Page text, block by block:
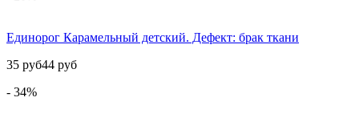
Единорог Карамельный детский. Дефект: брак ткани
35 руб44 руб
- 34%